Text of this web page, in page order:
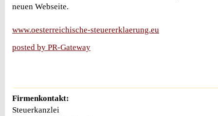
neuen Webseite.
www.oesterreichische-steuererklaerung.eu
posted by PR-Gateway
Firmenkontakt:
Steuerkanzlei